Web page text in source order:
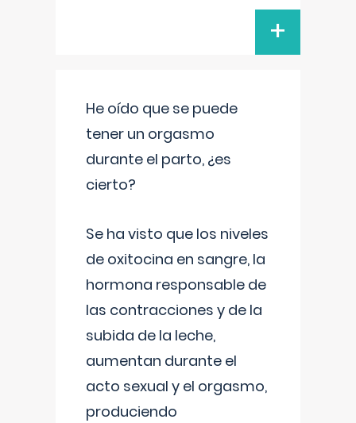
+
He oído que se puede
tener un orgasmo
durante el parto, ¿es
cierto?
Se ha visto que los niveles
de oxitocina en sangre, la
hormona responsable de
las contracciones y de la
subida de la leche,
aumentan durante el
acto sexual y el orgasmo,
produciendo